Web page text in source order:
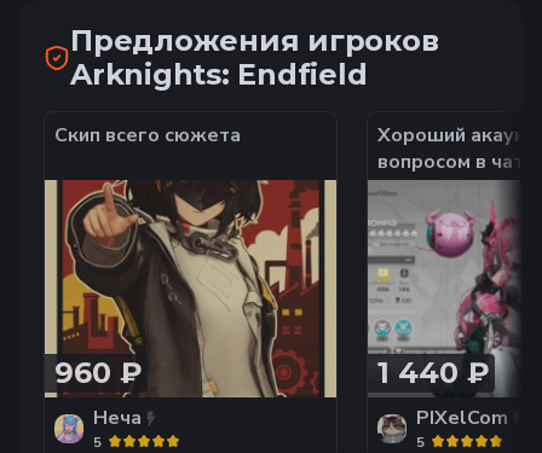
Предложения игроков
Arknights: Endfield
Скип всего сюжета
960 ₽
Неча
5
Хороший акаунт
вопросом в чат
1 440 ₽
PIXelCom
5